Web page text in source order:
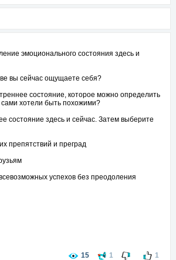
эмоционального состояния здесь и
вы сейчас ощущаете себя?
состояние, которое можно определить
хотели быть похожими?
состояние здесь и сейчас. Затем выберите
препятствий и преград
успехов без преодоления
15 1 1